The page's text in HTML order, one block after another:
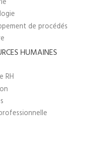
de procédés
HUMAINES
RH